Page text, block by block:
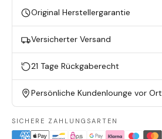
Original Herstellergarantie
Versicherter Versand
21 Tage Rückgaberecht
Persönliche Kundenlounge vor Ort
SICHERE ZAHLUNGSARTEN